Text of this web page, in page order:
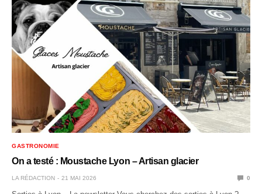
GASTRONOMIE
On a testé : Moustache Lyon – Artisan glacier
LA RÉDACTION 21 MAI 2026 0